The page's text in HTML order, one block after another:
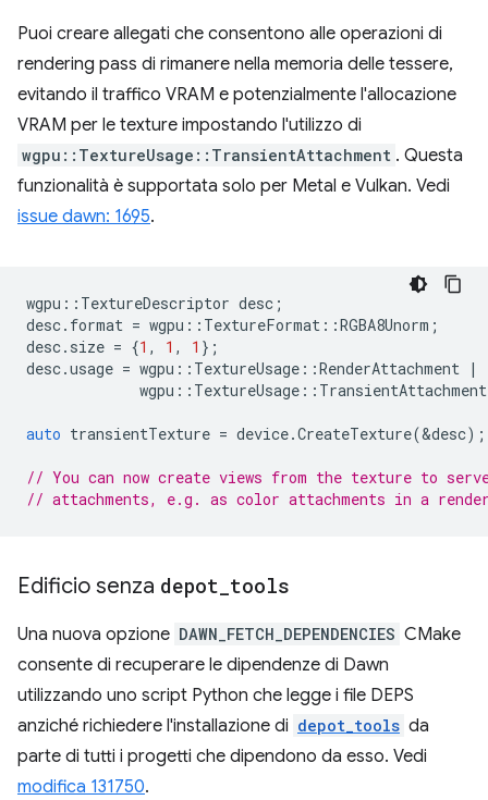
Puoi creare allegati che consentono alle operazioni di
rendering pass di rimanere nella memoria delle tessere,
evitando il traffico VRAM e potenzialmente l'allocazione
VRAM per le texture impostando l'utilizzo di
wgpu::TextureUsage::TransientAttachment . Questa
funzionalità è supportata solo per Metal e Vulkan. Vedi
issue dawn: 1695.
wgpu :: TextureDescriptor desc ;
desc. format = wgpu :: TextureFormat ::RGBA8Unorm ;
desc. size = {1 , 1 , 1 };
desc.usage = wgpu :: TextureUsage ::RenderAttachment
|
wgpu :: TextureUsage :: TransientAttachment
auto transientTexture = device.CreateTexture(&desc);
// You can now create views from the texture to
// attachments, e.g. as color attachments in a
Edificio senza depot tools
Una nuova opzione DAWN_FETCH_DEPENDENCIES CMake
consente di recuperare le dipendenze di Dawn
utilizzando uno script Python che legge i file DEPS
anziché richiedere l'installazione di depot_tools da
parte di tutti i progetti che dipendono da esso. Vedi
modifica 131750.